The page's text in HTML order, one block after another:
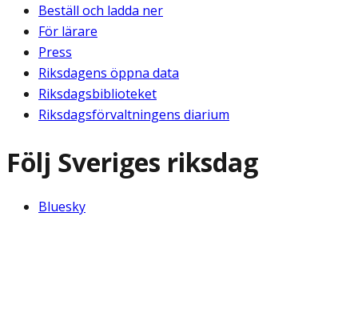
Beställ och ladda ner
För lärare
Press
Riksdagens öppna data
Riksdagsbiblioteket
Riksdagsförvaltningens diarium
Följ Sveriges riksdag
Bluesky